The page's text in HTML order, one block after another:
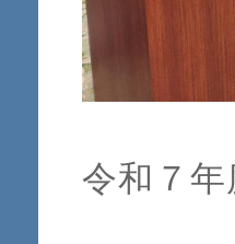
令和７